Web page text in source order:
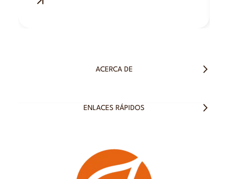
ACERCA DE
ENLACES RÁPIDOS